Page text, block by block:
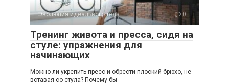
Эволюция идеального тела 0
Тренинг живота и пресса, сидя на
стуле: упражнения для
начинающих
Можно ли укрепить пресс и обрести плоский брюхо, не
вставая со стула? Почему бы